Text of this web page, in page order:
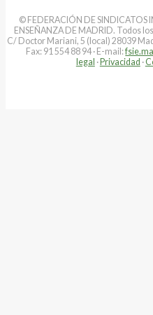
© FEDERACIÓN DE SINDICATOS
ENSEÑANZA DE MADRID. Todos
C/ Doctor Mariani, 5 (local) 28039
Fax: 91 554 88 94 · E-mail:
legal ·Privacidad ·